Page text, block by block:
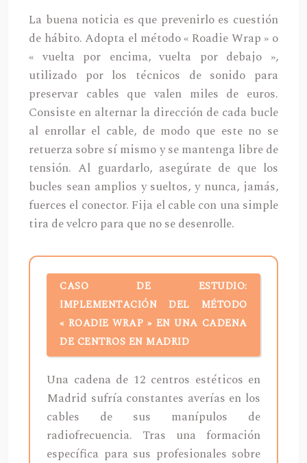
La buena noticia es que prevenirlo es cuestión
de hábito. Adopta el método « Roadie Wrap » o
« vuelta por encima, vuelta por debajo »,
utilizado por los técnicos de sonido para
preservar cables que valen miles de euros.
Consiste en alternar la dirección de cada bucle
al enrollar el cable, de modo que este no se
retuerza sobre sí mismo y se mantenga libre de
tensión. Al guardarlo, asegúrate de que los
bucles sean amplios y sueltos, y nunca, jamás,
fuerces el conector. Fija el cable con una simple
tira de velcro para que no se desenrolle.
CASO DE ESTUDIO:
IMPLEMENTACIÓN DEL MÉTODO
« ROADIE WRAP » EN UNA CADENA
DE CENTROS EN MADRID
Una cadena de 12 centros estéticos en
Madrid sufría constantes averías en los
cables de sus manípulos de
radiofrecuencia. Tras una formación
específica para sus profesionales sobre